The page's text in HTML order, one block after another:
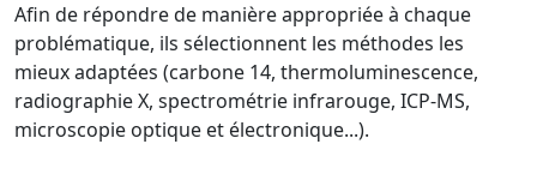
Afin de répondre de manière appropriée à chaque
problématique, ils sélectionnent les méthodes les
mieux adaptées (carbone 14, thermoluminescence,
radiographie X, spectrométrie infrarouge, ICP-MS,
microscopie optique et électronique...).